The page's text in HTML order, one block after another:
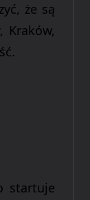
że są
Kraków,
.
startuje